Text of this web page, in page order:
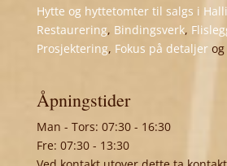
Hytte og hyttetomter til salgs i
Restaurering, Bindingsverk,
Prosjektering, Fokus på detaljerog
Åpningstider
Man - Tors: 07:30 - 16:30
Fre: 07:30 - 13:30